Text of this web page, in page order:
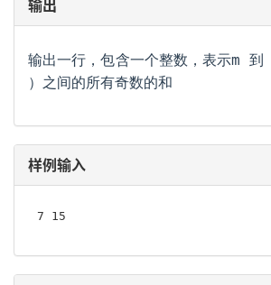
输出
输出一行，包含一个整数，表示m
）之间的所有奇数的和
样例输入
7 15